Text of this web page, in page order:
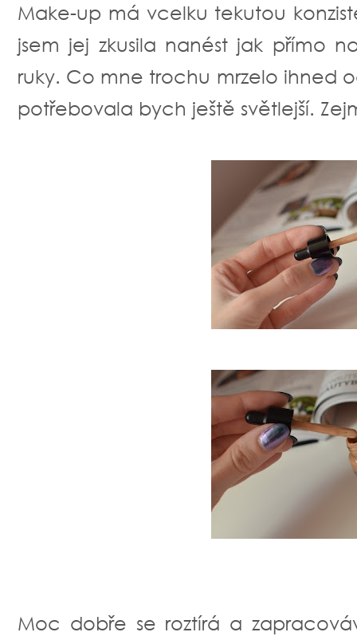
Make-up má vcelku tekutou
jsem jej zkusila nanést jak přímo
ruky. Co mne trochu mrzelo ihned
potřebovala bych ještě světlejší.
Moc dobře se roztírá a